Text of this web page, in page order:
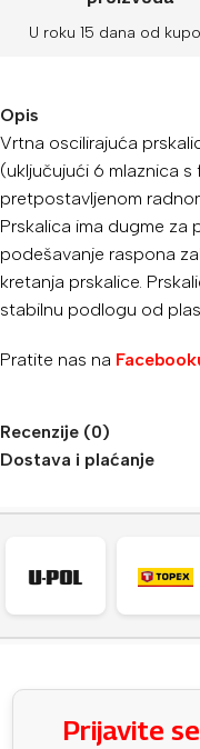
U roku 15 dana od
Opis
Vrtna oscilirajuća
(uključujući 6 mlaznica
pretpostavljenom
Prskalica ima dugme za
podešavanje raspona
kretanja prskalice.
stabilnu podlogu od
Pratite nas na
Recenzije (0)
Dostava i plaćanje
Prijavite